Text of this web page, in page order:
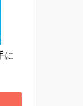
に